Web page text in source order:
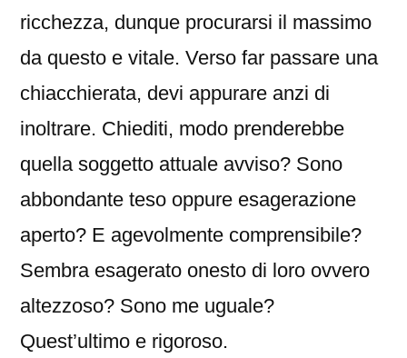
ricchezza, dunque procurarsi il massimo
da questo e vitale. Verso far passare una
chiacchierata, devi appurare anzi di
inoltrare. Chiediti, modo prenderebbe
quella soggetto attuale avviso? Sono
abbondante teso oppure esagerazione
aperto? E agevolmente comprensibile?
Sembra esagerato onesto di loro ovvero
altezzoso? Sono me uguale?
Quest’ultimo e rigoroso.